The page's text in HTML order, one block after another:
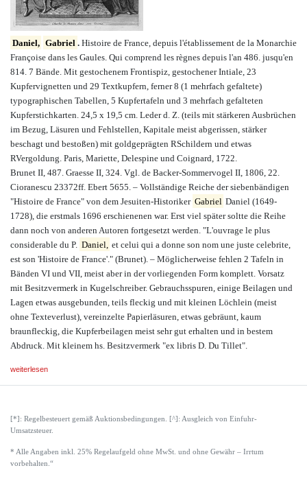
Daniel, Gabriel . Histoire de France, depuis l'établissement de la Monarchie
Françoise dans les Gaules. Qui comprend les règnes depuis l'an 486. jusqu'en
814. 7 Bände. Mit gestochenem Frontispiz, gestochener Intiale, 23
Kupfervignetten und 29 Textkupfern, ferner 8 (1 mehrfach gefaltete)
typographischen Tabellen, 5 Kupfertafeln und 3 mehrfach gefalteten
Kupferstichkarten. 24,5 x 19,5 cm. Leder d. Z. (teils mit stärkeren Ausbrüchen
im Bezug, Läsuren und Fehlstellen, Kapitale meist abgerissen, stärker
beschagt und bestoßen) mit goldgeprägten RSchildern und etwas
RVergoldung. Paris, Mariette, Delespine und Coignard, 1722.
Brunet II, 487. Graesse II, 324. Vgl. de Backer-Sommervogel II, 1806, 22.
Cioranescu 23372ff. Ebert 5655. – Vollständige Reiche der siebenbändigen
"Histoire de France" von dem Jesuiten-Historiker Gabriel Daniel (1649-
1728), die erstmals 1696 erschienenen war. Erst viel später soltte die Reihe
dann noch von anderen Autoren fortgesetzt werden. "L'ouvrage le plus
considerable du P. Daniel, et celui qui a donne son nom une juste celebrite,
est son 'Histoire de France'." (Brunet). – Möglicherweise fehlen 2 Tafeln in
Bänden VI und VII, meist aber in der vorliegenden Form komplett. Vorsatz
mit Besitzvermerk in Kugelschreiber. Gebrauchsspuren, einige Beilagen und
Lagen etwas ausgebunden, teils fleckig und mit kleinen Löchlein (meist
ohne Texteverlust), vereinzelte Papierläsuren, etwas gebräunt, kaum
braunfleckig, die Kupferbeilagen meist sehr gut erhalten und in bestem
Abdruck. Mit kleinem hs. Besitzvermerk "ex libris D. Du Tillet".
weiterlesen
[*]: Regelbesteuert gemäß Auktionsbedingungen. [^]: Ausgleich von Einfuhr-
Umsatzsteuer.
* Alle Angaben inkl. 25% Regelaufgeld ohne MwSt. und ohne Gewähr – Irrtum
vorbehalten.“